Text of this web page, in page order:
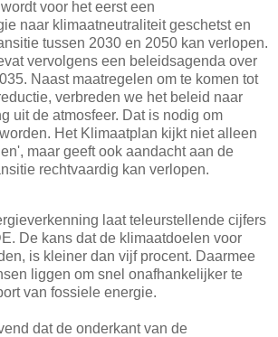
voor het eerst een
naar klimaatneutraliteit geschetst en
tussen 2030 en 2050 kan verlopen.
vervolgens een beleidsagenda over
Naast maatregelen om te komen tot
verbreden we het beleid naar
uit de atmosfeer. Dat is nodig om
Het Klimaatplan kijkt niet alleen
maar geeft ook aandacht aan de
rechtvaardig kan verlopen.
laat teleurstellende cijfers
De kans dat de klimaatdoelen voor
is kleiner dan vijf procent. Daarmee
liggen om snel onafhankelijker te
van fossiele energie.
dat de onderkant van de